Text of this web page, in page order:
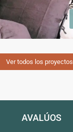
Ver todos los proyectos
AVALÚOS